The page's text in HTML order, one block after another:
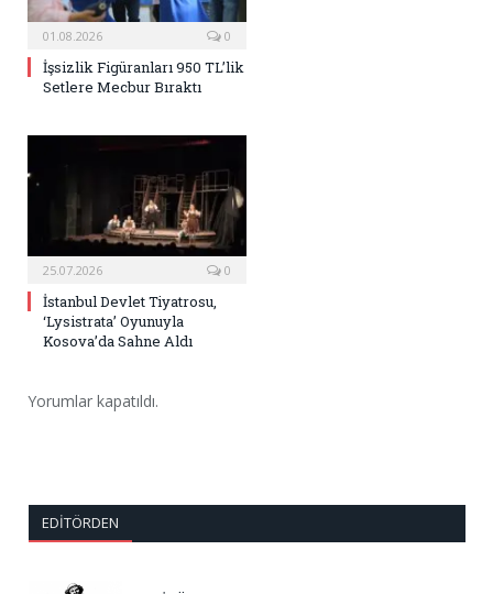
01.08.2026 0
İşsizlik Figüranları 950 TL’lik
Setlere Mecbur Bıraktı
25.07.2026 0
İstanbul Devlet Tiyatrosu,
‘Lysistrata’ Oyunuyla
Kosova’da Sahne Aldı
Yorumlar kapatıldı.
EDITÖRDEN